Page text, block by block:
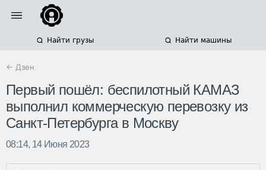
Найти грузы Найти машины
← Дзен
Первый пошёл: беспилотный КАМАЗ
выполнил коммерческую перевозку из
Санкт-Петербурга в Москву
08:14, 14 Июня 2023